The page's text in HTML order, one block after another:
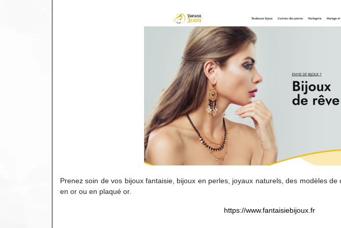
Prenez soin de vos bijoux fantaisie, bijoux en perles, joyaux naturels, des modèles de
en or ou en plaqué or.
https://www.fantaisiebijoux.fr